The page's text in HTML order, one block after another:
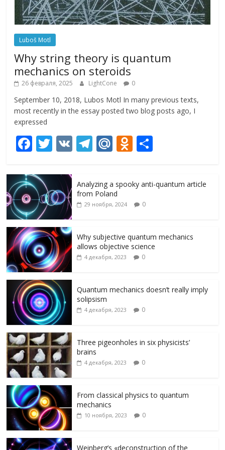
Luboš Motl
Why string theory is quantum
mechanics on steroids
26 февраля, 2025 LightCone 0
September 10, 2018, Lubos Motl In many previous texts,
most recently in the essay posted two blog posts ago, I
expressed
F
e
b
o
o
k
T
itt
er
V T
gr
a
M
R
u
O
n
o
kl
s
ni
р
и
т
Analyzing a spooky anti-quantum article
from Poland
29 ноября, 2024 0
Why subjective quantum mechanics
allows objective science
4 декабря, 2023 0
Quantum mechanics doesn’t really imply
solipsism
4 декабря, 2023 0
Three pigeonholes in six physicists’
brains
4 декабря, 2023 0
From classical physics to quantum
mechanics
10 ноября, 2023 0
Weinberg’s «deconstruction of the